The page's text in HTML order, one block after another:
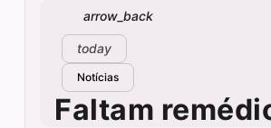
arrow_back
today
Notícias
Faltam